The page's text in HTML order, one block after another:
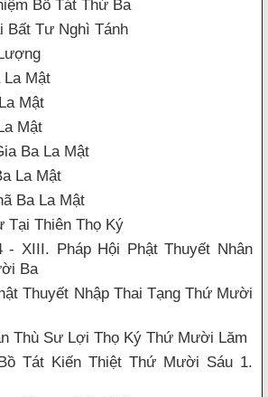
Bồ Tát Thứ Ba
Bất Tư Nghì Tánh
La Mật
Mật
Mật
Ba La Mật
La Mật
Ba La Mật
Tại Thiên Thọ Ký
- XIII. Pháp Hội Phật Thuyết Nhân
Ba
Thuyết Nhập Thai Tạng Thứ Mười
Thù Sư Lợi Thọ Ký Thứ Mười Lăm
Tát Kiến Thiệt Thứ Mười Sáu 1.